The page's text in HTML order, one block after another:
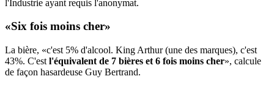
l'Industrie ayant requis l'anonymat.
«Six fois moins cher»
La bière, «c'est 5% d'alcool. King Arthur (une des marques), c'est
43%. C'est l'équivalent de 7 bières et 6 fois moins cher», calcule
de façon hasardeuse Guy Bertrand.